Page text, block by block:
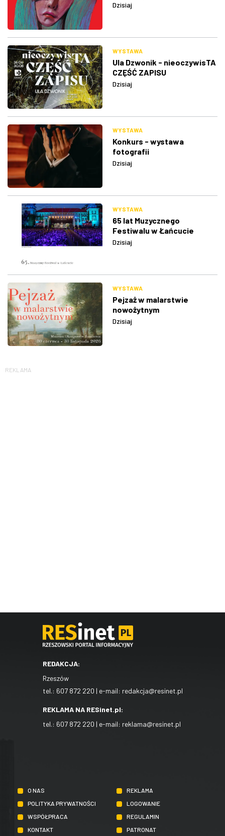
Dzisiaj
WYSTAWA
Ula Dzwonik - nieoczywisTA
CZĘŚĆ ZAPISU
Dzisiaj
WYSTAWA
Konkurs - wystawa
fotografii
Dzisiaj
WYSTAWA
65 lat Muzycznego
Festiwalu w Łańcucie
Dzisiaj
WYSTAWA
Pejzaż w malarstwie
nowożytnym
Dzisiaj
REKLAMA
REDAKCJA:
Rzeszów
tel.: 607 872 220 | e-mail: redakcja@resinet.pl
REKLAMA NA RESinet.pl:
tel.: 607 872 220 | e-mail: reklama@resinet.pl
O NAS
REKLAMA
POLITYKA PRYWATNOŚCI
LOGOWANIE
WSPÓŁPRACA
REGULAMIN
KONTAKT
PATRONAT